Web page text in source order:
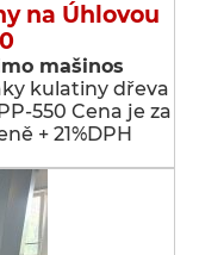
na Úhlovou
mašinos
kulatiny dřeva
550 Cena je za
+ 21%DPH